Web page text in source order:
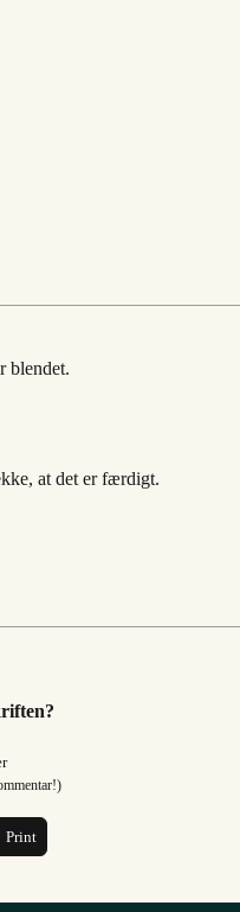
blendet.
at det er færdigt.
Print